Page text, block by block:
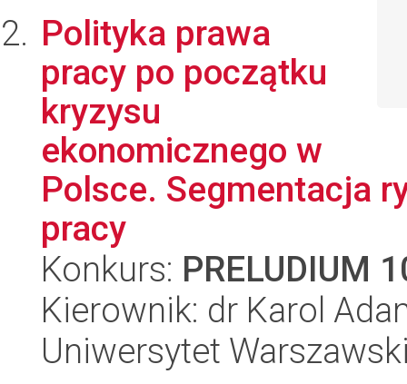
Polityka prawa
pracy po początku
kryzysu
ekonomicznego w
Polsce. Segmentacja
pracy
Konkurs: PRELUDIUM
Kierownik: dr Karol
Uniwersytet